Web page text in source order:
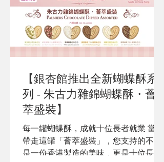
【銀杏館推出全新蝴蝶酥系
列 - 朱古力雜錦蝴蝶酥・薈
萃盛裝】
每一罐蝴蝶酥，成就十位長者就業 當您
帶走這罐「薈萃盛裝」，您支持的不僅
是一份香港製造的美味，更是十位長者